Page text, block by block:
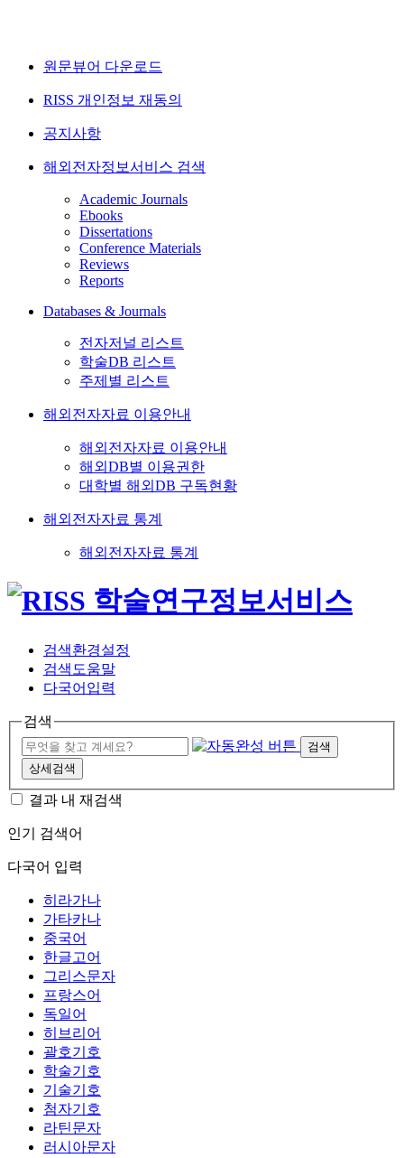
원문뷰어 다운로드
RISS 개인정보 재동의
공지사항
해외전자정보서비스 검색
Academic Journals
Ebooks
Dissertations
Conference Materials
Reviews
Reports
Databases & Journals
전자저널 리스트
학술DB 리스트
주제별 리스트
해외전자자료 이용안내
해외전자자료 이용안내
해외DB별 이용권한
대학별 해외DB 구독현황
해외전자자료 통계
해외전자자료 통계
검색환경설정
검색도움말
다국어입력
검색
검색
상세검색
결과 내 재검색
인기 검색어
다국어 입력
히라가나
가타카나
중국어
한글고어
그리스문자
프랑스어
독일어
히브리어
괄호기호
학술기호
기술기호
첨자기호
라틴문자
러시아문자